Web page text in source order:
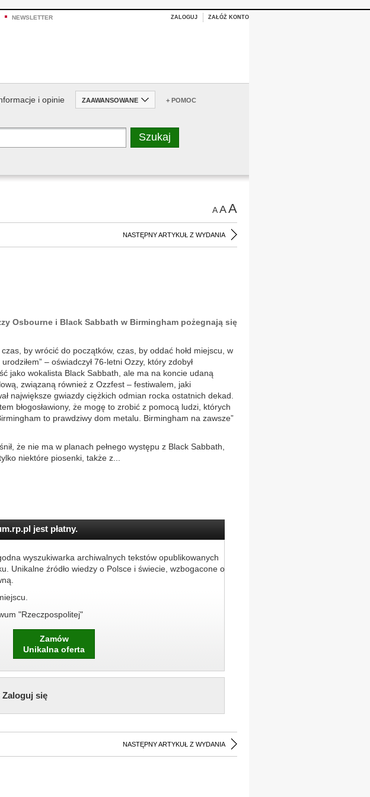
NEWSLETTER ZALOGUJ ZAŁÓŻ KONTO
i opinie ZAAWANSOWANE + POMOC
AAA
NASTĘPNY ARTYKUŁ Z WYDANIA
Osbourne i Black Sabbath w Birmingham pożegnają się
czas, by wrócić do początków, czas, by oddać hołd miejscu, w
– oświadczył 76-letni Ozzy, który zdobył
jako wokalista Black Sabbath, ale ma na koncie udaną
związaną również z Ozzfest – festiwalem, jaki
największe gwiazdy ciężkich odmian rocka ostatnich dekad.
błogosławiony, że mogę to zrobić z pomocą ludzi, których
to prawdziwy dom metalu. Birmingham na zawsze”
że nie ma w planach pełnego występu z Black Sabbath,
niektóre piosenki, także z...
jest płatny.
wyszukiwarka archiwalnych tekstów opublikowanych
Unikalne źródło wiedzy o Polsce i świecie, wzbogacone o
"Rzeczpospolitej"
Zamów
Unikalna oferta
Zaloguj się
NASTĘPNY ARTYKUŁ Z WYDANIA